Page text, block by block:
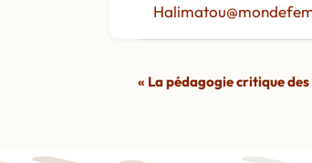
N
« La pédagogie critique